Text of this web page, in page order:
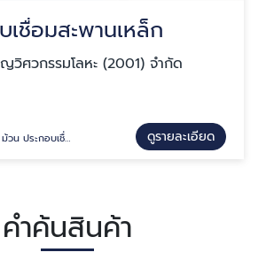
เชื่อมสะพานเหล็ก
วิศวกรรมโลหะ (2001) จำกัด
บเชื่อมเหล็ก-สแตนเลส ดูรายละเอียด
คำค้นสินค้า